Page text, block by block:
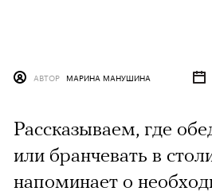
АВТОР МАРИНА МАНУШИНА
Рассказываем, где
или бранчевать в
напоминает о